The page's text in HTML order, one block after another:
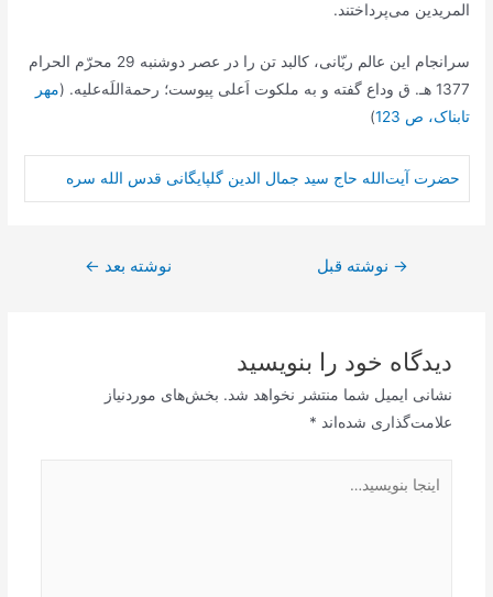
المریدین می‌پرداختند.
سرانجام این عالم ربّانی، کالبد تن را در عصر دوشنبه 29 محرّم الحرام
1377 ه‍ـ. ق وداع گفته و به ملکوت اَعلی پیوست؛ رحمة‌اللَه‌علیه. (
مهر
تابناک، ص 123
)
حضرت آيت‌الله حاج سید جمال الدین گلپایگانی قدس الله سره
راهبری→ نوشته قبل نوشته بعد ←
دیدگاه‌ خود را بنویسید
نشانی ایمیل شما منتشر نخواهد شد. بخش‌های موردنیاز
علامت‌گذاری شده‌اند *
بنویسید…